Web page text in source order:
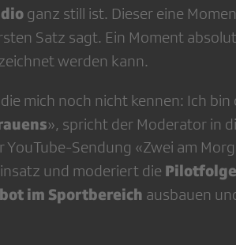
ganz still ist. Dieser eine
Satz sagt. Ein Moment
werden kann.
mich noch nicht kennen: Ich bin
», spricht der Moderator in
Sendung «Zwei am
und moderiert die
im Sportbereich ausbauen